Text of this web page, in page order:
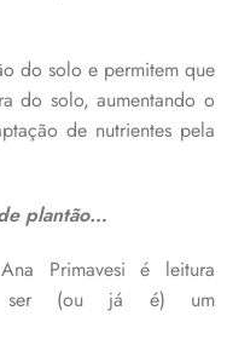
do solo e permitem que
do solo, aumentando o
de nutrientes pela
plantão…
Primavesi é leitura
ser (ou já é) um